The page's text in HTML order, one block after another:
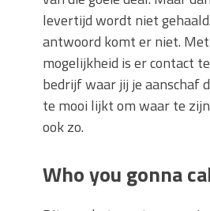
levertijd wordt niet
antwoord komt er niet.
mogelijkheid is er contact
bedrijf waar jij je aanschaf
te mooi lijkt om waar te
ook zo.
Who you gonna